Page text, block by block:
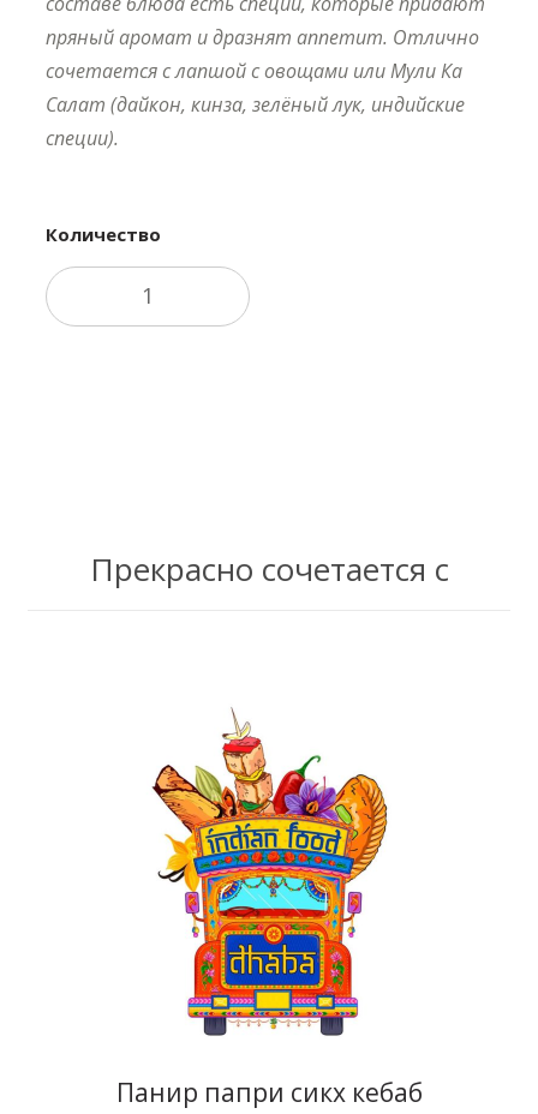
пряный аромат и дразнят аппетит. Отлично
сочетается с лапшой с овощами или Мули Ка
Салат (дайкон, кинза, зелёный лук, индийские
специи).
Количество
Прекрасно сочетается с
Панир папри сикх кебаб